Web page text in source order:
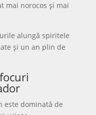
mai norocos și mai
alungă spiritele
și un an plin de
este dominată de